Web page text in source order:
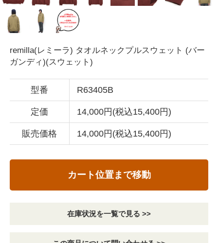
remilla(レミーラ) タオルネックプルスウェット (バー
ガンディ)(スウェット)
型番 R63405B
定価 14,000円(税込15,400円)
販売価格 14,000円(税込15,400円)
カート位置まで移動
在庫状況を一覧で見る >>